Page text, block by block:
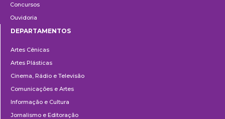
Concursos
Ouvidoria
DEPARTAMENTOS
Artes Cênicas
Artes Plásticas
Cinema, Rádio e Televisão
Comunicações e Artes
Informação e Cultura
Jornalismo e Editoração